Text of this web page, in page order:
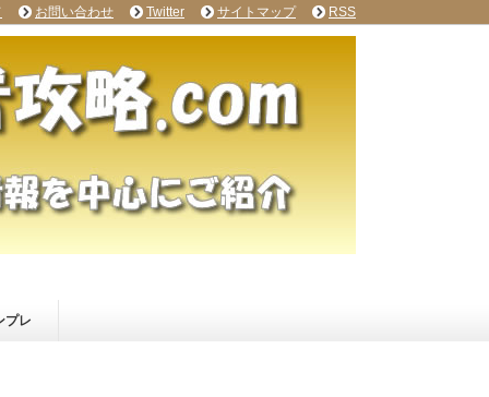
プレ
お問い合わせ Twitter サイトマップ RSS